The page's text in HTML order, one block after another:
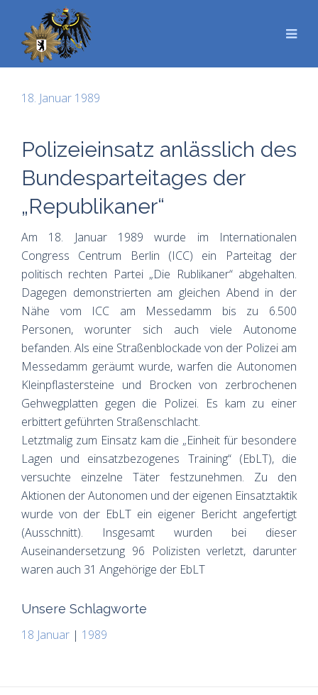
18. Januar 1989
Polizeieinsatz anlässlich des
Bundesparteitages der
„Republikaner“
Am 18. Januar 1989 wurde im Internationalen
Congress Centrum Berlin (ICC) ein Parteitag der
politisch rechten Partei „Die Rublikaner“ abgehalten.
Dagegen demonstrierten am gleichen Abend in der
Nähe vom ICC am Messedamm bis zu 6.500
Personen, worunter sich auch viele Autonome
befanden. Als eine Straßenblockade von der Polizei am
Messedamm geräumt wurde, warfen die Autonomen
Kleinpflastersteine und Brocken von zerbrochenen
Gehwegplatten gegen die Polizei. Es kam zu einer
erbittert geführten Straßenschlacht.
Letztmalig zum Einsatz kam die „Einheit für besondere
Lagen und einsatzbezogenes Training“ (EbLT), die
versuchte einzelne Täter festzunehmen. Zu den
Aktionen der Autonomen und der eigenen Einsatztaktik
wurde von der EbLT ein eigener Bericht angefertigt
(Ausschnitt). Insgesamt wurden bei dieser
Auseinandersetzung 96 Polizisten verletzt, darunter
waren auch 31 Angehörige der EbLT
Unsere Schlagworte
18 Januar | 1989